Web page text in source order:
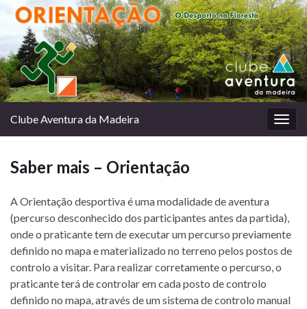
Clube Aventura da Madeira
Saber mais – Orientação
A Orientação desportiva é uma modalidade de aventura
(percurso desconhecido dos participantes antes da partida),
onde o praticante tem de executar um percurso previamente
definido no mapa e materializado no terreno pelos postos de
controlo a visitar. Para realizar corretamente o percurso, o
praticante terá de controlar em cada posto de controlo
definido no mapa, através de um sistema de controlo manual